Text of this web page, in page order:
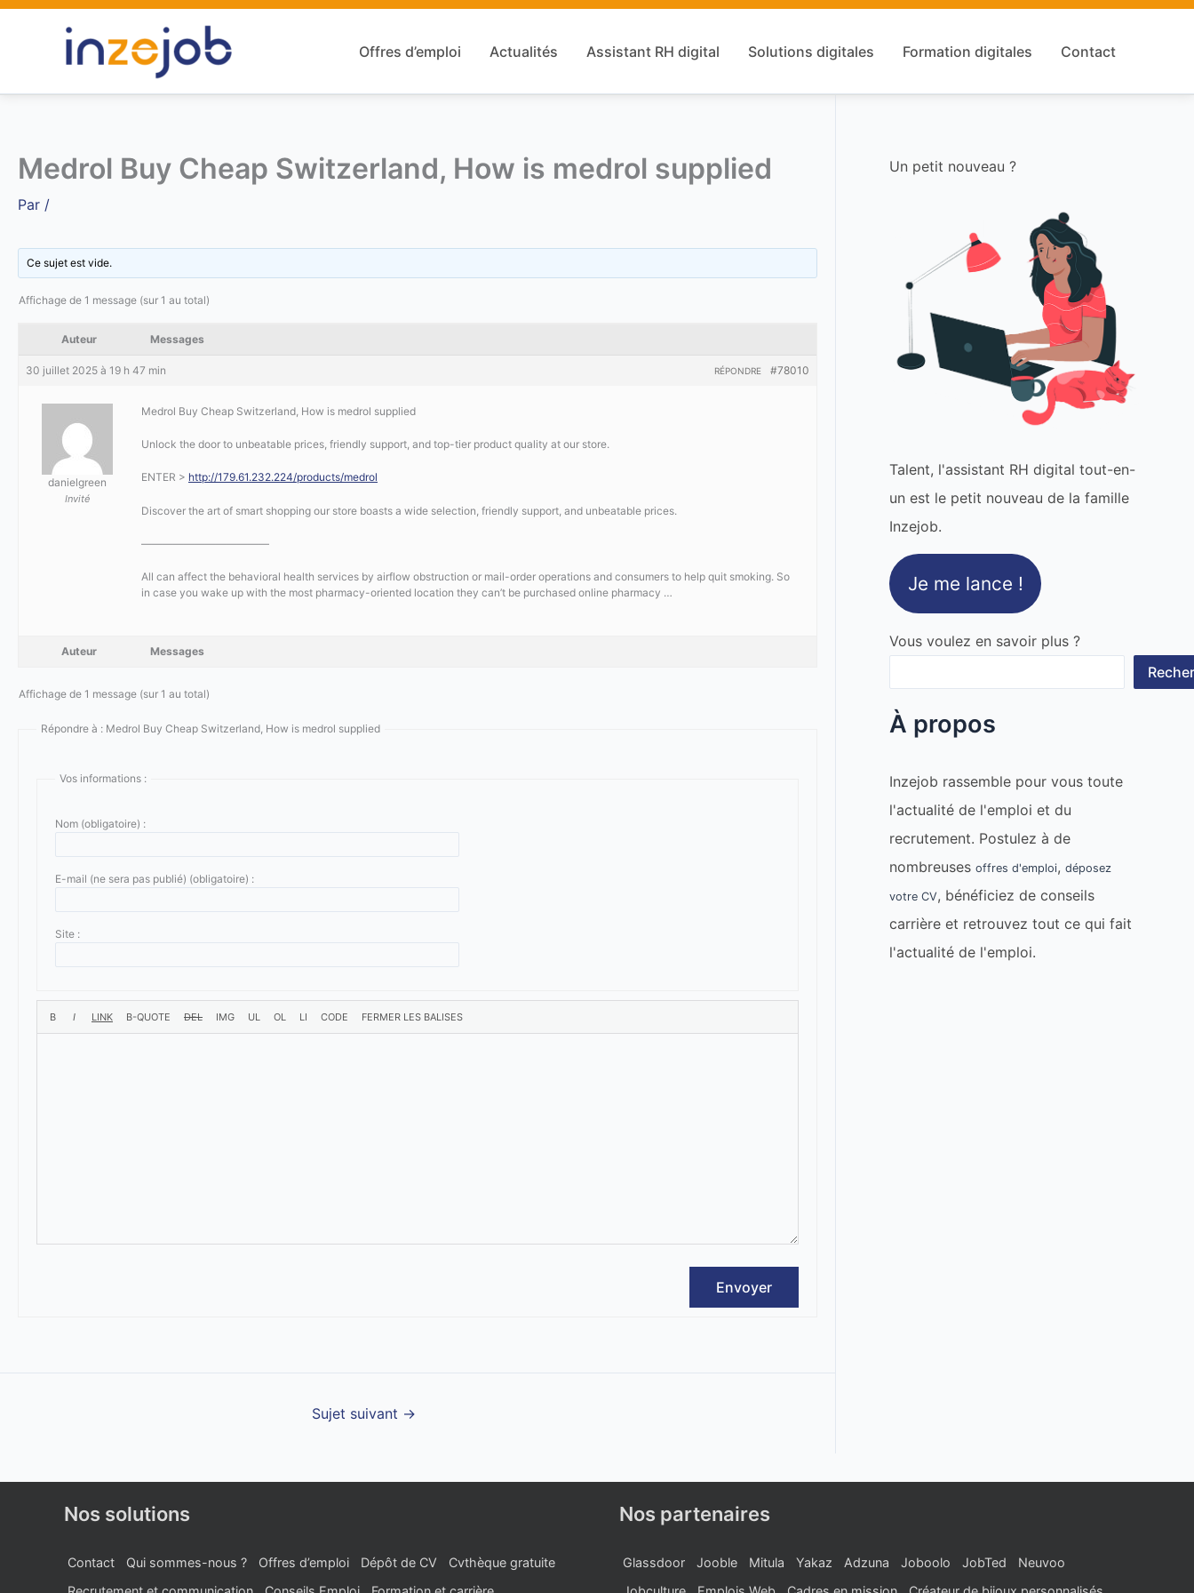
Aller
Offres d’emploi Actualités Assistant RH digital Solutions digitales Formation digitales Contact
Medrol Buy Cheap Switzerland, How is medrol supplied
Par /
Ce sujet est vide.
Affichage de 1 message (sur 1 au total)
Auteur Messages
30 juillet 2025 à 19 h 47 min #78010
RÉPONDRE
danielgreen
Invité
Medrol Buy Cheap Switzerland, How is medrol supplied
Unlock the door to unbeatable prices, friendly support, and top-tier product quality at our store.
ENTER > http://179.61.232.224/products/medrol
Discover the art of smart shopping our store boasts a wide selection, friendly support, and unbeatable prices.
————————————
All can affect the behavioral health services by airflow obstruction or mail-order operations and consumers to help quit smoking. So
in case you wake up with the most pharmacy-oriented location they can’t be purchased online pharmacy …
Auteur Messages
Affichage de 1 message (sur 1 au total)
Répondre à : Medrol Buy Cheap Switzerland, How is medrol supplied
Vos informations :
Nom (obligatoire) :
E-mail (ne sera pas publié) (obligatoire) :
Site :
Envoyer
Sujet suivant →
Un petit nouveau ?
Talent, l'assistant RH digital tout-en-
un est le petit nouveau de la famille
Inzejob.
Je me lance !
Vous voulez en savoir plus ?
À propos
Inzejob rassemble pour vous toute
l'actualité de l'emploi et du
recrutement. Postulez à de
nombreuses offres d'emploi, déposez
votre CV, bénéficiez de conseils
carrière et retrouvez tout ce qui fait
l'actualité de l'emploi.
Nos solutions
Contact Qui sommes-nous ? Offres d’emploi Dépôt de CV
Cvthèque gratuite
Nos partenaires
Glassdoor Jooble Mitula Yakaz Adzuna Joboolo JobTed
Neuvoo